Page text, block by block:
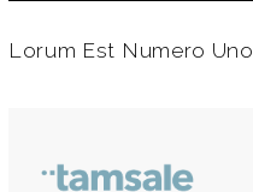
Lorum Est Numero Uno